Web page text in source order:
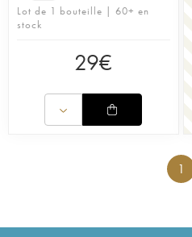
Lot de 1 bouteille | 60+ en
stock
29€
1